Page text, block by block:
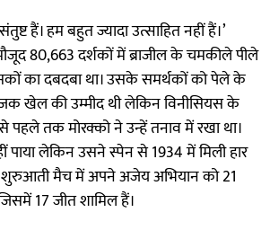
हैं। हम बहुत ज्यादा उत्साहित नहीं हैं।’
80,663 दर्शकों में ब्राजील के चमकीले पीले
का दबदबा था। उसके समर्थकों को पेले के
खेल की उम्मीद थी लेकिन विनीसियस के
पहले तक मोरक्को ने उन्हें तनाव में रखा था।
पाया लेकिन उसने स्पेन से 1934 में मिली हार
मैच में अपने अजेय अभियान को 21
17 जीत शामिल हैं।